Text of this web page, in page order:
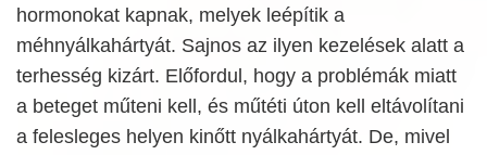
hormonokat kapnak, melyek leépítik a
méhnyálkahártyát. Sajnos az ilyen kezelések alatt a
terhesség kizárt. Előfordul, hogy a problémák miatt
a beteget műteni kell, és műtéti úton kell eltávolítani
a felesleges helyen kinőtt nyálkahártyát. De, mivel